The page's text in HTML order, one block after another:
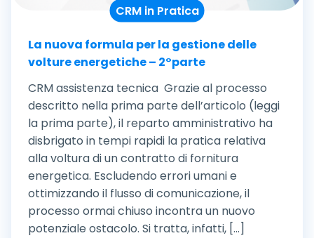
CRM in Pratica
La nuova formula per la gestione delle
volture energetiche – 2°parte
CRM assistenza tecnica Grazie al processo
descritto nella prima parte dell’articolo (leggi
la prima parte), il reparto amministrativo ha
disbrigato in tempi rapidi la pratica relativa
alla voltura di un contratto di fornitura
energetica. Escludendo errori umani e
ottimizzando il flusso di comunicazione, il
processo ormai chiuso incontra un nuovo
potenziale ostacolo. Si tratta, infatti, [...]